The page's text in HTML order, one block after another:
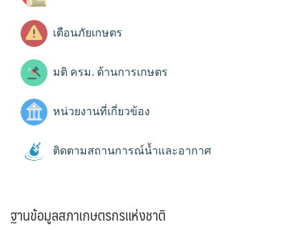
เตือนภัยเกษตร
มติ ครม. ด้านการเกษตร
หน่วยงานที่เกี่ยวข้อง
ติดตามสถานการณ์น้ำและอากาศ
ฐานข้อมูลสภาเกษตรกรแห่งชาติ